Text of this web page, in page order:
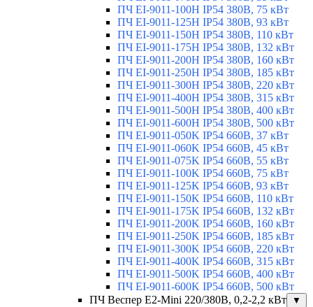
ПЧ EI-9011-100H IP54 380В, 75 кВт
ПЧ EI-9011-125H IP54 380В, 93 кВт
ПЧ EI-9011-150H IP54 380В, 110 кВт
ПЧ EI-9011-175H IP54 380В, 132 кВт
ПЧ EI-9011-200H IP54 380В, 160 кВт
ПЧ EI-9011-250H IP54 380В, 185 кВт
ПЧ EI-9011-300H IP54 380В, 220 кВт
ПЧ EI-9011-400H IP54 380В, 315 кВт
ПЧ EI-9011-500H IP54 380В, 400 кВт
ПЧ EI-9011-600H IP54 380В, 500 кВт
ПЧ EI-9011-050K IP54 660В, 37 кВт
ПЧ EI-9011-060K IP54 660В, 45 кВт
ПЧ EI-9011-075K IP54 660В, 55 кВт
ПЧ EI-9011-100K IP54 660В, 75 кВт
ПЧ EI-9011-125K IP54 660В, 93 кВт
ПЧ EI-9011-150K IP54 660В, 110 кВт
ПЧ EI-9011-175K IP54 660В, 132 кВт
ПЧ EI-9011-200K IP54 660В, 160 кВт
ПЧ EI-9011-250K IP54 660В, 185 кВт
ПЧ EI-9011-300K IP54 660В, 220 кВт
ПЧ EI-9011-400K IP54 660В, 315 кВт
ПЧ EI-9011-500K IP54 660В, 400 кВт
ПЧ EI-9011-600K IP54 660В, 500 кВт
ПЧ Веспер E2-Mini 220/380В, 0,2-2,2 кВт
▼